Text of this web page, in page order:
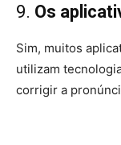
9. Os
Sim, muitos
utilizam
corrigir a